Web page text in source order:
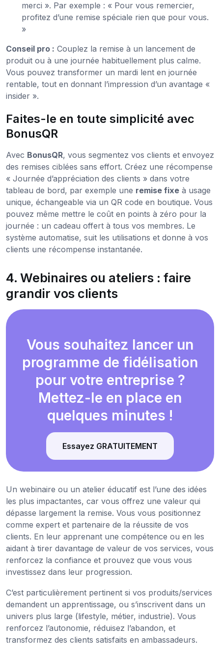
merci ». Par exemple : « Pour vous remercier,
profitez d’une remise spéciale rien que pour vous.
»
Conseil pro : Couplez la remise à un lancement de
produit ou à une journée habituellement plus calme.
Vous pouvez transformer un mardi lent en journée
rentable, tout en donnant l’impression d’un avantage «
insider ».
Faites-le en toute simplicité avec
BonusQR
Avec BonusQR, vous segmentez vos clients et envoyez
des remises ciblées sans effort. Créez une récompense
« Journée d’appréciation des clients » dans votre
tableau de bord, par exemple une remise fixe à usage
unique, échangeable via un QR code en boutique. Vous
pouvez même mettre le coût en points à zéro pour la
journée : un cadeau offert à tous vos membres. Le
système automatise, suit les utilisations et donne à vos
clients une récompense instantanée.
4. Webinaires ou ateliers : faire
grandir vos clients
Vous souhaitez lancer un
programme de fidélisation
pour votre entreprise ?
Mettez-le en place en
quelques minutes !
Essayez GRATUITEMENT
Un webinaire ou un atelier éducatif est l’une des idées
les plus impactantes, car vous offrez une valeur qui
dépasse largement la remise. Vous vous positionnez
comme expert et partenaire de la réussite de vos
clients. En leur apprenant une compétence ou en les
aidant à tirer davantage de valeur de vos services, vous
renforcez la confiance et prouvez que vous vous
investissez dans leur progression.
C’est particulièrement pertinent si vos produits/services
demandent un apprentissage, ou s’inscrivent dans un
univers plus large (lifestyle, métier, industrie). Vous
renforcez l’autonomie, réduisez l’abandon, et
transformez des clients satisfaits en ambassadeurs.